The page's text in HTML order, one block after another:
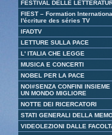
FESTIVAL DELLE
FIEST – Formation
l'écriture des séries TV
IFADTV
LETTURE SULLA PACE
L' ITALIA CHE LEGGE
MUSICA E CONCERTI
NOBEL PER LA PACE
NOI#SENZA CONFINI INSIEME
UN MONDO MIGLIORE
NOTTE DEI RICERCATORI
STATI GENERALI DELLA
VIDEOLEZIONI DALLE